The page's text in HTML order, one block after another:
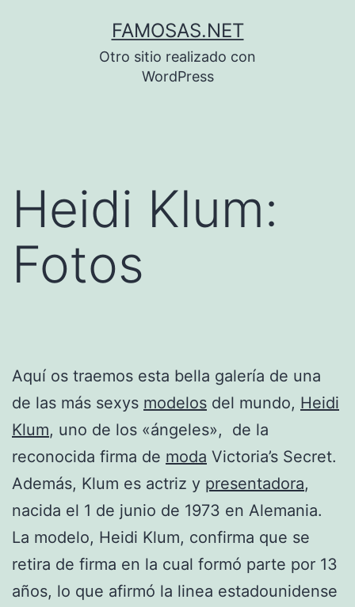
FAMOSAS.NET
Otro sitio realizado con
WordPress
Heidi Klum:
Fotos
Aquí os traemos esta bella galería de una
de las más sexys modelos del mundo, Heidi
Klum, uno de los «ángeles», de la
reconocida firma de moda Victoria’s Secret.
Además, Klum es actriz y presentadora,
nacida el 1 de junio de 1973 en Alemania.
La modelo, Heidi Klum, confirma que se
retira de firma en la cual formó parte por 13
años, lo que afirmó la linea estadounidense